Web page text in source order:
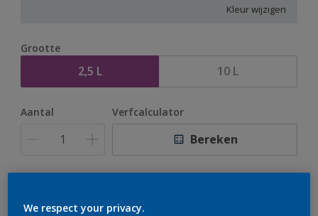
Kleur wijzigen
Grootte
2,5 L 10 L
Aantal Verfcalculator
Bereken
te bestellen. Houd de website in de gaten, we werken
We respect your privacy.